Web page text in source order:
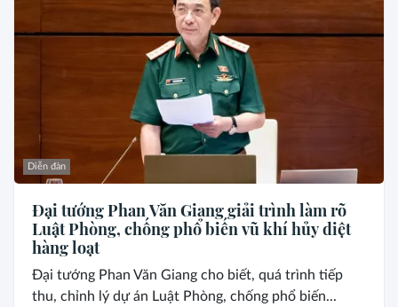
Diễn đàn
Đại tướng Phan Văn Giang giải trình làm rõ
Luật Phòng, chống phổ biến vũ khí hủy diệt
hàng loạt
Đại tướng Phan Văn Giang cho biết, quá trình tiếp
thu, chỉnh lý dự án Luật Phòng, chống phổ biến...